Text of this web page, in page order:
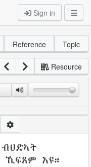
Sign in
Reference Topic
Resource
ብህድኣት
ኺፍጸም እዩ።